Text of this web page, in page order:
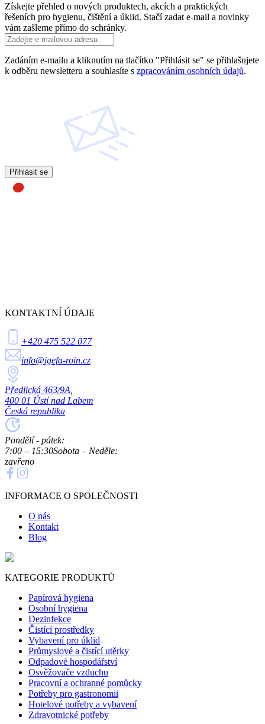
Získejte přehled o nových produktech, akcích a praktických
řešeních pro hygienu, čištění a úklid. Stačí zadat e-mail a novinky
vám zašleme přímo do schránky.
Zadáním e-mailu a kliknutím na tlačítko "Přihlásit se" se přihlašujete
k odběru newsletteru a souhlasíte s zpracováním osobních údajů.
Přihlásit se
KONTAKTNÍ ÚDAJE
+420 475 522 077
info@igefa-roin.cz
Předlická 463/9A,
400 01 Ústí nad Labem
Česká republika
Pondělí - pátek:
7:00 – 15:30Sobota – Neděle:
zavřeno
INFORMACE O SPOLEČNOSTI
O nás
Kontakt
Blog
KATEGORIE PRODUKTŮ
Papírová hygiena
Osobní hygiena
Dezinfekce
Čistící prostředky
Vybavení pro úklid
Průmyslové a čistící utěrky
Odpadové hospodářství
Osvěžovače vzduchu
Pracovní a ochranné pomůcky
Potřeby pro gastronomii
Hotelové potřeby a vybavení
Zdravotnické potřeby